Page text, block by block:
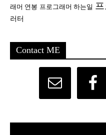
래머 연봉 프로그래머 하는일
러터
Contact ME